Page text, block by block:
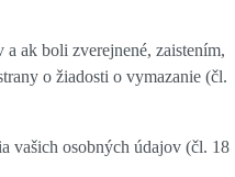
a ak boli zverejnené, zaistením,
o žiadosti o vymazanie (čl.
vašich osobných údajov (čl. 18